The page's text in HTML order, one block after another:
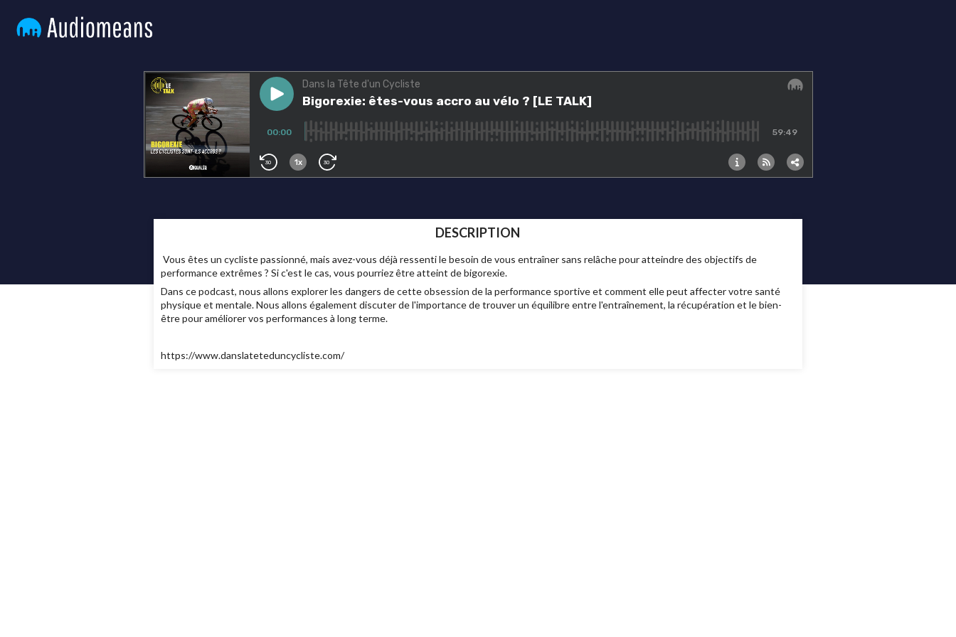
DESCRIPTION
Vous êtes un cycliste passionné, mais avez-vous déjà ressenti le besoin de vous entraîner sans relâche pour atteindre des objectifs de
performance extrêmes ? Si c'est le cas, vous pourriez être atteint de bigorexie.
Dans ce podcast, nous allons explorer les dangers de cette obsession de la performance sportive et comment elle peut affecter votre santé
physique et mentale. Nous allons également discuter de l'importance de trouver un équilibre entre l'entraînement, la récupération et le bien-
être pour améliorer vos performances à long terme.
https://www.danslateteduncycliste.com/